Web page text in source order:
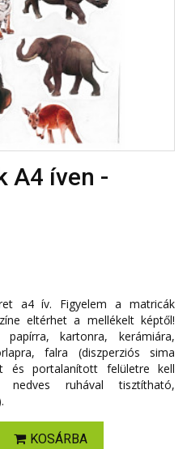
A4 íven -
a4 ív. Figyelem a matricák
eltérhet a mellékelt képtől!
kartonra, kerámiára,
falra (diszperziós sima
és portalanított felületre kell
nedves ruhával tisztítható,
KOSÁRBA